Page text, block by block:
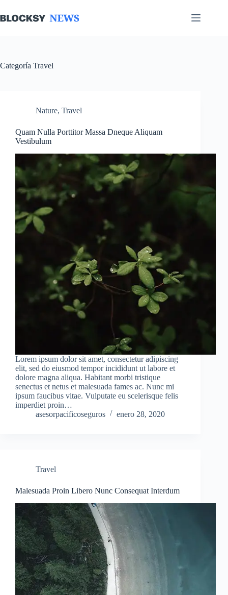
al
contenido
Categoría Travel
Nature, Travel
Quam Nulla Porttitor Massa Dneque Aliquam
Vestibulum
Lorem ipsum dolor sit amet, consectetur adipiscing
elit, sed do eiusmod tempor incididunt ut labore et
dolore magna aliqua. Habitant morbi tristique
senectus et netus et malesuada fames ac. Nunc mi
ipsum faucibus vitae. Vulputate eu scelerisque felis
imperdiet proin…
asesorpacificoseguros
enero 28, 2020
Travel
Malesuada Proin Libero Nunc Consequat Interdum